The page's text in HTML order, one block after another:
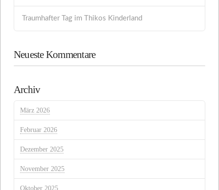
Traumhafter Tag im Thikos Kinderland
Neueste Kommentare
Archiv
März 2026
Februar 2026
Dezember 2025
November 2025
Oktober 2025